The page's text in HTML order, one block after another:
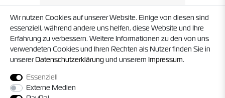
Wir nutzen Cookies auf unserer Website. Einige von diesen sind
essenziell, während andere uns helfen, diese Website und Ihre
Erfahrung zu verbessern. Weitere Informationen zu den von uns
verwendeten Cookies und Ihren Rechten als Nutzer finden Sie in
unsererDaten­schutz­erklärungund unserem Impressum.
Essenziell
Externe Medien